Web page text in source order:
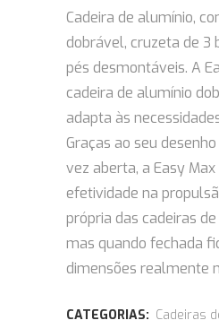
Cadeira de alumínio,
dobrável, cruzeta de 3
pés desmontáveis. A
cadeira de alumínio
adapta às
Graças ao seu
vez aberta, a Easy
efetividade na
própria das cadeiras
mas quando fechada
dimensões realmente
CATEGORIAS: Cadeiras